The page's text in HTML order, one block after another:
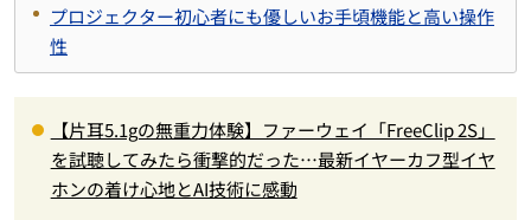
プロジェクター初心者にも優しいお手頃機能と高い操作
性
【片耳5.1gの無重力体験】ファーウェイ「FreeClip 2S」
を試聴してみたら衝撃的だった…最新イヤーカフ型イヤ
ホンの着け心地とAI技術に感動